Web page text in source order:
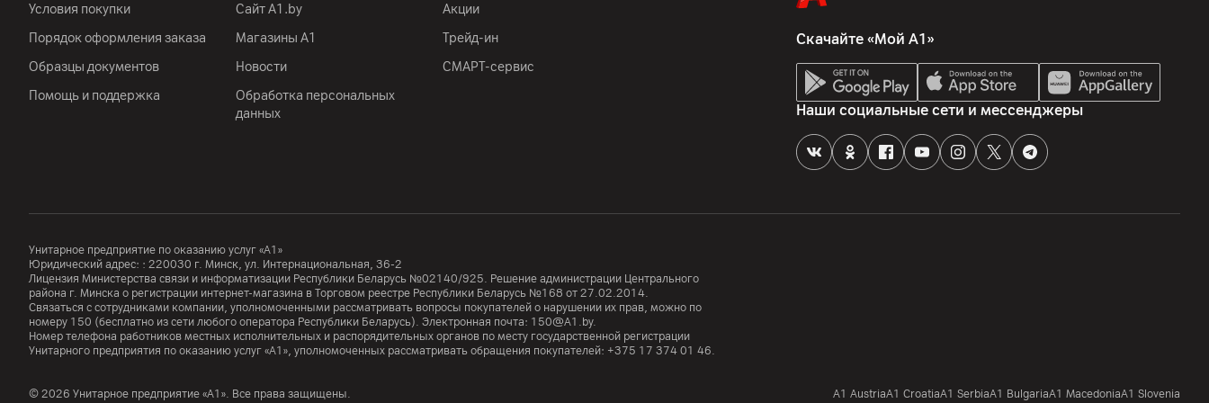
Стандарт
GSM (2G) 850/900/1800/1900; UMTS (3G) 800/850/900/2100; LTE (4G)
1/3/5/7/8/19/20/28/38/40/41
7, пом. 7-50, район д. Дроздово, пом. 51
Производитель
Комплект поставки
извлечения лотка
Страна производитель Китай
Дисплей
Условия покупки
Порядок оформления заказа
Образцы документов
Помощь и поддержка
Сайт A1.by
Магазины А1
Новости
Обработка персональных
данных
Акции
Трейд-ин
СМАРТ-сервис
Скачайте «Мой А1»
Наши социальные сети и мессенджеры
Унитарное предприятие по оказанию услуг «А1»
Юридический адрес: : 220030 г. Минск, ул. Интернациональная, 36-2
Лицензия Министерства связи и информатизации Республики Беларусь №02140/925. Решение администрации Центрального
района г. Минска о регистрации интернет-магазина в Торговом реестре Республики Беларусь №168 от 27.02.2014.
Связаться с сотрудниками компании, уполномоченными рассматривать вопросы покупателей о нарушении их прав, можно по
номеру 150 (бесплатно из сети любого оператора Республики Беларусь). Электронная почта: 150@A1.by.
Номер телефона работников местных исполнительных и распорядительных органов по месту государственной регистрации
Унитарного предприятия по оказанию услуг «А1», уполномоченных рассматривать обращения покупателей: +375 17 374 01 46.
© 2026 Унитарное предприятие «А1». Все права защищены. A1 AustriaA1 CroatiaА1 SerbiaA1 BulgariaA1 MacedoniaA1 Slovenia